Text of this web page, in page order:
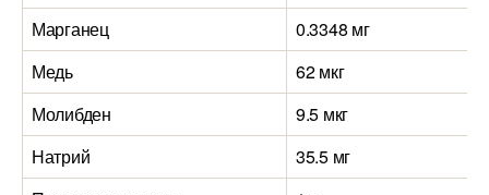
Марганец
0.3348 мг
Медь
62 мкг
Молибден
9.5 мкг
Натрий
35.5 мг